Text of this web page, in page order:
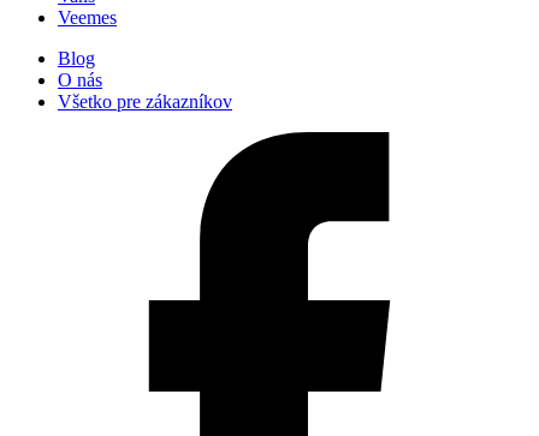
Veemes
Blog
O nás
Všetko pre zákazníkov